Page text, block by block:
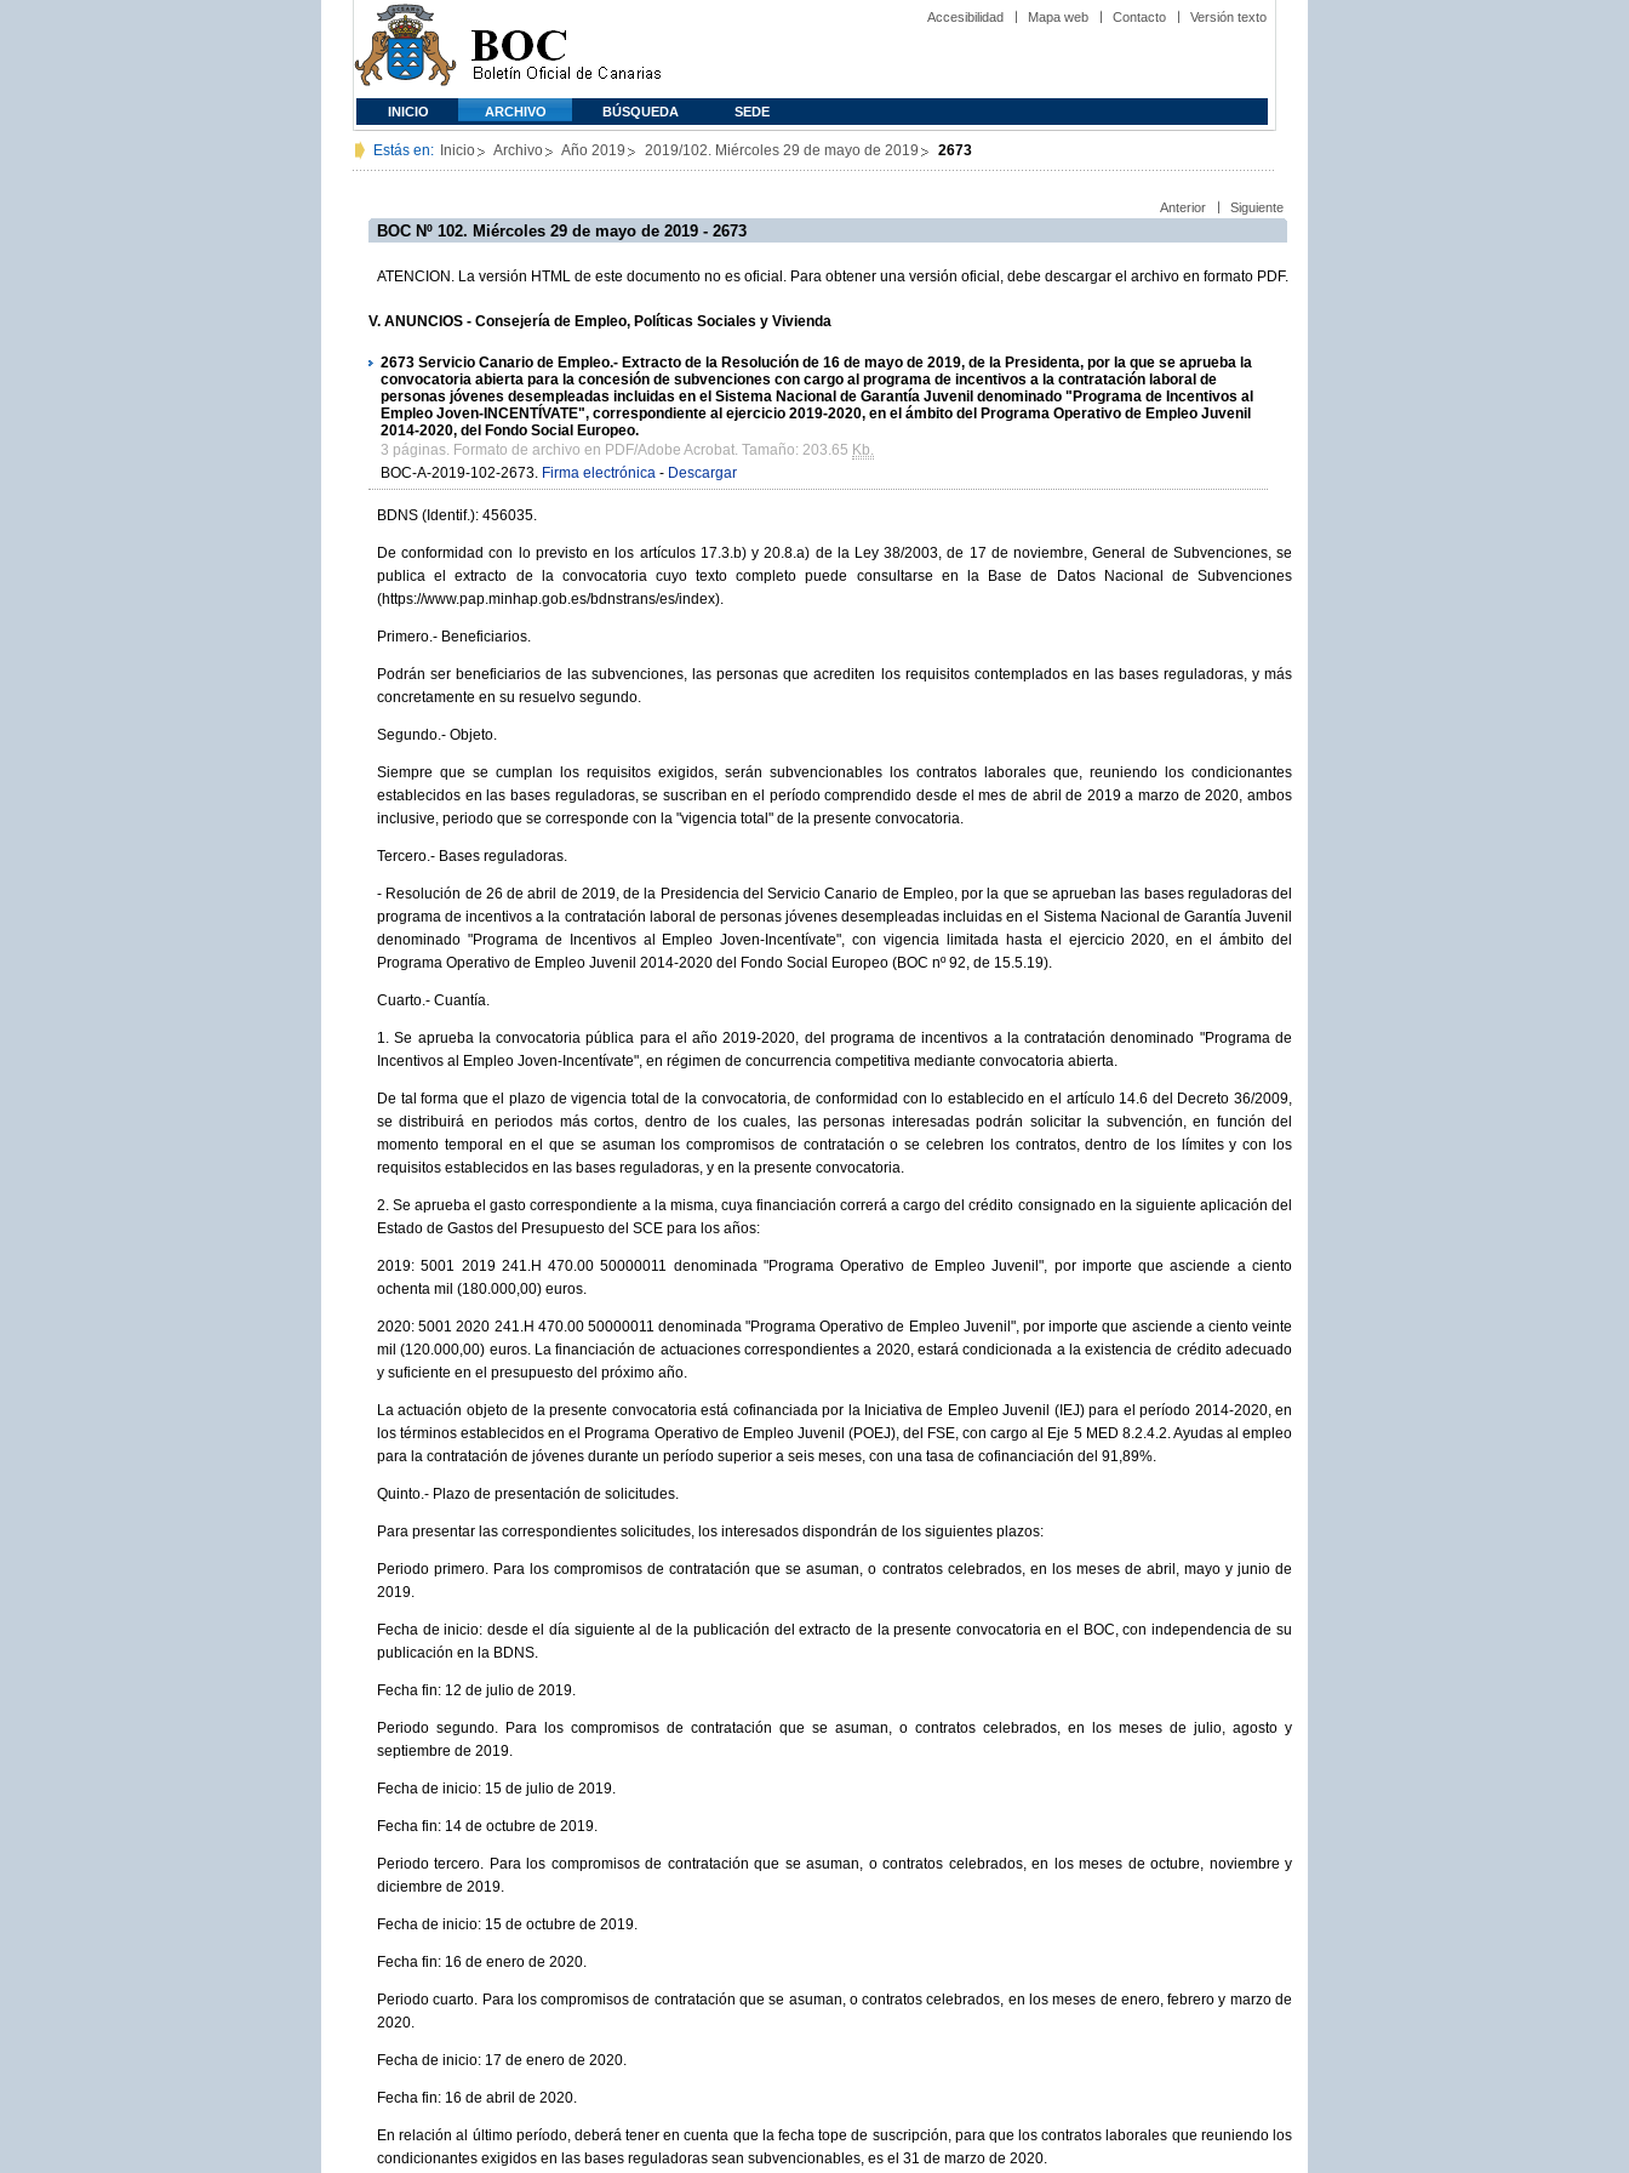
Accesibilidad Mapa web Contacto Versión texto
INICIO ARCHIVO BÚSQUEDA SEDE
Estás en: Inicio Archivo Año 2019 2019/102. Miércoles 29 de mayo de 2019 2673
Anterior Siguiente
BOC Nº 102. Miércoles 29 de mayo de 2019 - 2673
ATENCION. La versión HTML de este documento no es oficial. Para obtener una versión oficial, debe descargar el archivo en formato PDF.
V. ANUNCIOS - Consejería de Empleo, Políticas Sociales y Vivienda
2673 Servicio Canario de Empleo.- Extracto de la Resolución de 16 de mayo de 2019, de la Presidenta, por la que se aprueba la
convocatoria abierta para la concesión de subvenciones con cargo al programa de incentivos a la contratación laboral de
personas jóvenes desempleadas incluidas en el Sistema Nacional de Garantía Juvenil denominado "Programa de Incentivos al
Empleo Joven-INCENTÍVATE", correspondiente al ejercicio 2019-2020, en el ámbito del Programa Operativo de Empleo Juvenil
2014-2020, del Fondo Social Europeo.
3 páginas. Formato de archivo en PDF/Adobe Acrobat. Tamaño: 203.65 Kb.
BOC-A-2019-102-2673. Firma electrónica - Descargar
BDNS (Identif.): 456035.
De conformidad con lo previsto en los artículos 17.3.b) y 20.8.a) de la Ley 38/2003, de 17 de noviembre, General de Subvenciones, se
publica el extracto de la convocatoria cuyo texto completo puede consultarse en la Base de Datos Nacional de Subvenciones
(https://www.pap.minhap.gob.es/bdnstrans/es/index).
Primero.- Beneficiarios.
Podrán ser beneficiarios de las subvenciones, las personas que acrediten los requisitos contemplados en las bases reguladoras, y más
concretamente en su resuelvo segundo.
Segundo.- Objeto.
Siempre que se cumplan los requisitos exigidos, serán subvencionables los contratos laborales que, reuniendo los condicionantes
establecidos en las bases reguladoras, se suscriban en el período comprendido desde el mes de abril de 2019 a marzo de 2020, ambos
inclusive, periodo que se corresponde con la "vigencia total" de la presente convocatoria.
Tercero.- Bases reguladoras.
- Resolución de 26 de abril de 2019, de la Presidencia del Servicio Canario de Empleo, por la que se aprueban las bases reguladoras del
programa de incentivos a la contratación laboral de personas jóvenes desempleadas incluidas en el Sistema Nacional de Garantía Juvenil
denominado "Programa de Incentivos al Empleo Joven-Incentívate", con vigencia limitada hasta el ejercicio 2020, en el ámbito del
Programa Operativo de Empleo Juvenil 2014-2020 del Fondo Social Europeo (BOC nº 92, de 15.5.19).
Cuarto.- Cuantía.
1. Se aprueba la convocatoria pública para el año 2019-2020, del programa de incentivos a la contratación denominado "Programa de
Incentivos al Empleo Joven-Incentívate", en régimen de concurrencia competitiva mediante convocatoria abierta.
De tal forma que el plazo de vigencia total de la convocatoria, de conformidad con lo establecido en el artículo 14.6 del Decreto 36/2009,
se distribuirá en periodos más cortos, dentro de los cuales, las personas interesadas podrán solicitar la subvención, en función del
momento temporal en el que se asuman los compromisos de contratación o se celebren los contratos, dentro de los límites y con los
requisitos establecidos en las bases reguladoras, y en la presente convocatoria.
2. Se aprueba el gasto correspondiente a la misma, cuya financiación correrá a cargo del crédito consignado en la siguiente aplicación del
Estado de Gastos del Presupuesto del SCE para los años:
2019: 5001 2019 241.H 470.00 50000011 denominada "Programa Operativo de Empleo Juvenil", por importe que asciende a ciento
ochenta mil (180.000,00) euros.
2020: 5001 2020 241.H 470.00 50000011 denominada "Programa Operativo de Empleo Juvenil", por importe que asciende a ciento veinte
mil (120.000,00) euros. La financiación de actuaciones correspondientes a 2020, estará condicionada a la existencia de crédito adecuado
y suficiente en el presupuesto del próximo año.
La actuación objeto de la presente convocatoria está cofinanciada por la Iniciativa de Empleo Juvenil (IEJ) para el período 2014-2020, en
los términos establecidos en el Programa Operativo de Empleo Juvenil (POEJ), del FSE, con cargo al Eje 5 MED 8.2.4.2. Ayudas al empleo
para la contratación de jóvenes durante un período superior a seis meses, con una tasa de cofinanciación del 91,89%.
Quinto.- Plazo de presentación de solicitudes.
Para presentar las correspondientes solicitudes, los interesados dispondrán de los siguientes plazos:
Periodo primero. Para los compromisos de contratación que se asuman, o contratos celebrados, en los meses de abril, mayo y junio de
2019.
Fecha de inicio: desde el día siguiente al de la publicación del extracto de la presente convocatoria en el BOC, con independencia de su
publicación en la BDNS.
Fecha fin: 12 de julio de 2019.
Periodo segundo. Para los compromisos de contratación que se asuman, o contratos celebrados, en los meses de julio, agosto y
septiembre de 2019.
Fecha de inicio: 15 de julio de 2019.
Fecha fin: 14 de octubre de 2019.
Periodo tercero. Para los compromisos de contratación que se asuman, o contratos celebrados, en los meses de octubre, noviembre y
diciembre de 2019.
Fecha de inicio: 15 de octubre de 2019.
Fecha fin: 16 de enero de 2020.
Periodo cuarto. Para los compromisos de contratación que se asuman, o contratos celebrados, en los meses de enero, febrero y marzo de
2020.
Fecha de inicio: 17 de enero de 2020.
Fecha fin: 16 de abril de 2020.
En relación al último período, deberá tener en cuenta que la fecha tope de suscripción, para que los contratos laborales que reuniendo los
condicionantes exigidos en las bases reguladoras sean subvencionables, es el 31 de marzo de 2020.